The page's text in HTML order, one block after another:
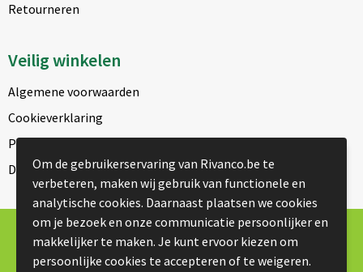
Retourneren
Veilig winkelen
Algemene voorwaarden
Cookieverklaring
Privacyverklaring
Disclaimer
© Copyright Rivanco 2026
Om de gebruikerservaring van Rivanco.be te
verbeteren, maken wij gebruik van functionele en
analytische cookies. Daarnaast plaatsen we cookies
om je bezoek en onze communicatie persoonlijker en
makkelijker te maken. Je kunt ervoor kiezen om
persoonlijke cookies te accepteren of te weigeren.